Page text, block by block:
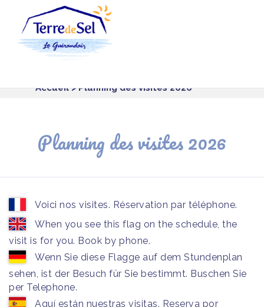
Accueil> Planning des visites 2026
Planning des visites 2026
Voici nos visites. Réservation par téléphone.
When you see this flag on the schedule, the
visit is for you. Book by phone.
Wenn Sie diese Flagge auf dem Stundenplan
sehen, ist der Besuch für Sie bestimmt. Buschen Sie
per Telephone.
Aquí están nuestras visitas. Reserva por
Panneau de gestion des cookies